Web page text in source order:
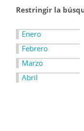
Restringir la
Enero
Febrero
Marzo
Abril